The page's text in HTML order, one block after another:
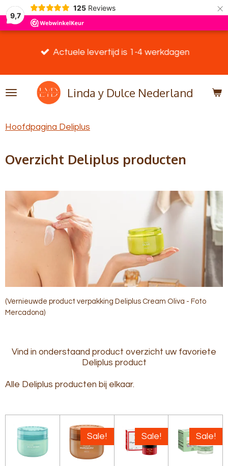
9,7
125 Reviews ×
Linda y Dulce Nederland
Actuele levertijd is 1-4 werkdagen
Hoofdpagina Deliplus
Overzicht Deliplus producten
(Vernieuwde product verpakking Deliplus Cream Oliva - Foto
Mercadona)
Vind in onderstaand product overzicht uw favoriete
Deliplus product
Alle Deliplus producten bij elkaar.
Sale! Sale! Sale!